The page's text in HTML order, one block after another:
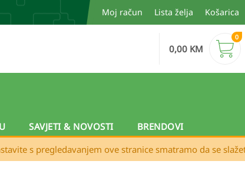
Moj račun Lista želja Košarica
0,00 KM
0
SAVJETI & NOVOSTI
BRENDOVI
s pregledavanjem ove stranice smatramo da se